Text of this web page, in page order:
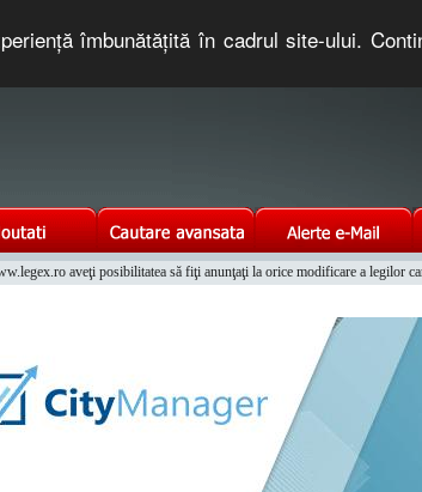
îmbunătăţită în cadrul site-ului.
aveţi posibilitatea să fiţi anunţaţi la orice modificare a legilor